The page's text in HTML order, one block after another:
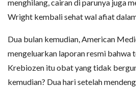
menghilang, cairan di parunya juga
Wright kembali sehat wal afiat
Dua bulan kemudian, American
mengeluarkan laporan resmi bahwa
Krebiozen itu obat yang tidak
kemudian? Dua hari setelah